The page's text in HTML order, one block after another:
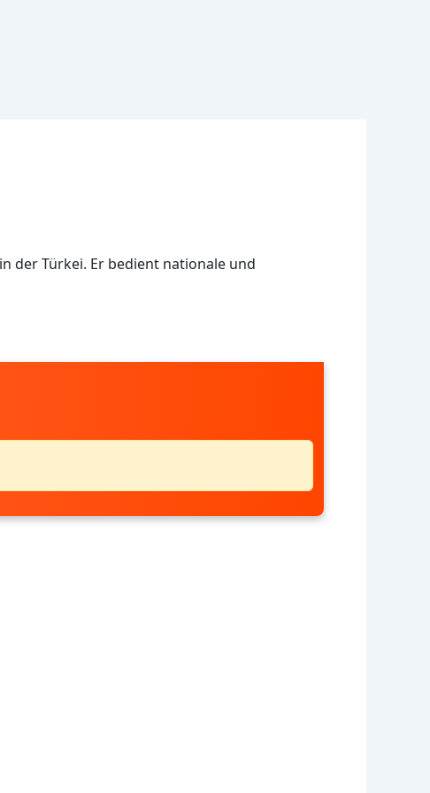
der Türkei. Er bedient nationale und